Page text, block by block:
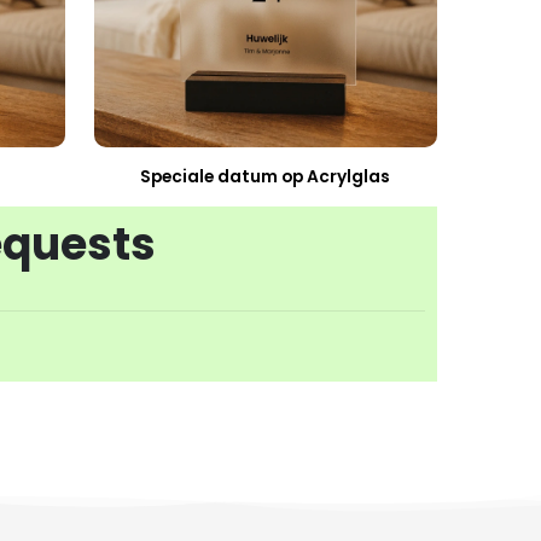
Speciale datum op Acrylglas